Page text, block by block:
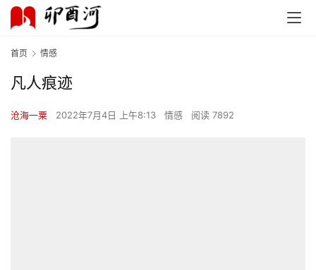
首页 情感
凡人痕迹
沧海一粟 2022年7月4日 上午8:13 情感 阅读 7892